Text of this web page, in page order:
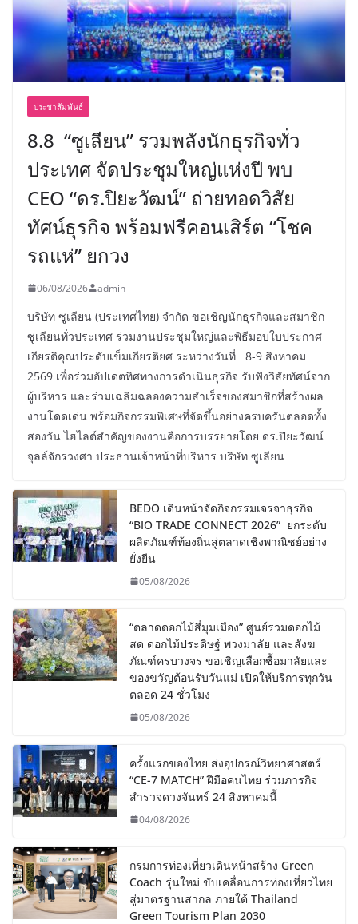
ประชาสัมพันธ์
8.8 “ซูเลียน” รวมพลังนักธุรกิจทั่ว
ประเทศ จัดประชุมใหญ่แห่งปี พบ
CEO “ดร.ปิยะวัฒน์” ถ่ายทอดวิสัย
ทัศน์ธุรกิจ พร้อมฟรีคอนเสิร์ต “โชค
รถแห่” ยกวง
06/08/2026 admin
บริษัท ซูเลียน (ประเทศไทย) จำกัด ขอเชิญนักธุรกิจและสมาชิก
ซูเลียนทั่วประเทศ ร่วมงานประชุมใหญ่และพิธีมอบใบประกาศ
เกียรติคุณประดับเข็มเกียรติยศ ระหว่างวันที่ 8-9 สิงหาคม
2569 เพื่อร่วมอัปเดตทิศทางการดำเนินธุรกิจ รับฟังวิสัยทัศน์จาก
ผู้บริหาร และร่วมเฉลิมฉลองความสำเร็จของสมาชิกที่สร้างผล
งานโดดเด่น พร้อมกิจกรรมพิเศษที่จัดขึ้นอย่างครบครันตลอดทั้ง
สองวัน ไฮไลต์สำคัญของงานคือการบรรยายโดย ดร.ปิยะวัฒน์
จุลล์จักรวงศา ประธานเจ้าหน้าที่บริหาร บริษัท ซูเลียน
BEDO เดินหน้าจัดกิจกรรมเจรจาธุรกิจ
“BIO TRADE CONNECT 2026” ยกระดับ
ผลิตภัณฑ์ท้องถิ่นสู่ตลาดเชิงพาณิชย์อย่าง
ยั่งยืน
05/08/2026
“ตลาดดอกไม้สี่มุมเมือง” ศูนย์รวมดอกไม้
สด ดอกไม้ประดิษฐ์ พวงมาลัย และสังฆ
ภัณฑ์ครบวงจร ขอเชิญเลือกซื้อมาลัยและ
ของขวัญต้อนรับวันแม่ เปิดให้บริการทุกวัน
ตลอด 24 ชั่วโมง
05/08/2026
ครั้งแรกของไทย ส่งอุปกรณ์วิทยาศาสตร์
“CE-7 MATCH” ฝีมือคนไทย ร่วมภารกิจ
สำรวจดวงจันทร์ 24 สิงหาคมนี้
04/08/2026
กรมการท่องเที่ยวเดินหน้าสร้าง Green
Coach รุ่นใหม่ ขับเคลื่อนการท่องเที่ยวไทย
สู่มาตรฐานสากล ภายใต้ Thailand
Green Tourism Plan 2030